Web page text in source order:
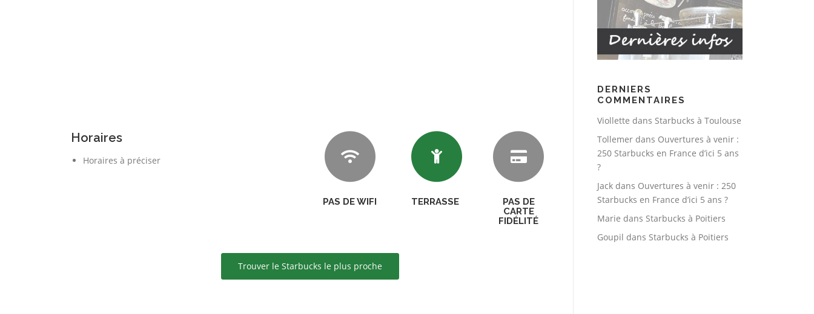
Horaires
Horaires à préciser
PAS DE WIFI TERRASSE
PAS DE
CARTE
FIDÉLITÉ
Trouver le Starbucks le plus proche
DERNIERS
COMMENTAIRES
Viollette dans Starbucks à Toulouse
Tollemer dans Ouvertures à venir :
250 Starbucks en France d’ici 5 ans
?
Jack dans Ouvertures à venir : 250
Starbucks en France d’ici 5 ans ?
Marie dans Starbucks à Poitiers
Goupil dans Starbucks à Poitiers